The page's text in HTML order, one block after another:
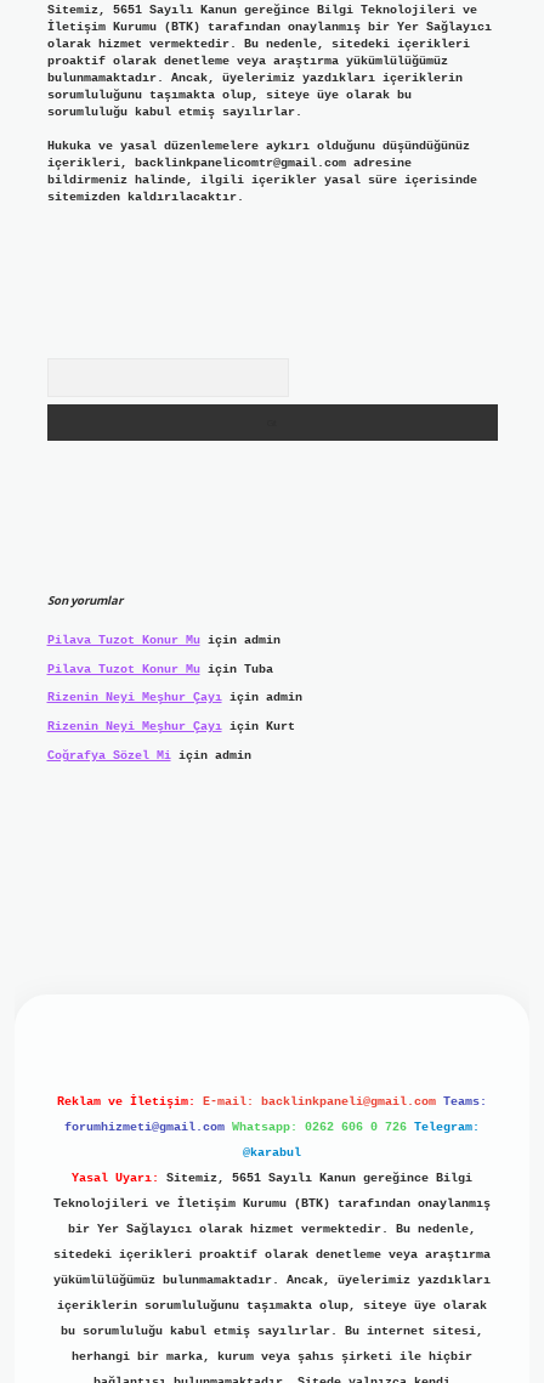
Sitemiz, 5651 Sayılı Kanun gereğince Bilgi Teknolojileri ve
İletişim Kurumu (BTK) tarafından onaylanmış bir Yer Sağlayıcı
olarak hizmet vermektedir. Bu nedenle, sitedeki içerikleri
proaktif olarak denetleme veya araştırma yükümlülüğümüz
bulunmamaktadır. Ancak, üyelerimiz yazdıkları içeriklerin
sorumluluğunu taşımakta olup, siteye üye olarak bu
sorumluluğu kabul etmiş sayılırlar.
Hukuka ve yasal düzenlemelere aykırı olduğunu düşündüğünüz
içerikleri, backlinkpanelicomtr@gmail.comadresine
bildirmeniz halinde, ilgili içerikler yasal süre içerisinde
sitemizden kaldırılacaktır.
Son yorumlar
Pilava Tuzot Konur Muiçin admin
Pilava Tuzot Konur Muiçin Tuba
Rizenin Neyi Meşhur Çayıiçin admin
Rizenin Neyi Meşhur Çayıiçin Kurt
Coğrafya Sözel Miiçin admin
Reklam ve İletişim: E-mail: backlinkpaneli@gmail.com Teams:
forumhizmeti@gmail.com Whatsapp: 0262 606 0 726 Telegram:
@karabul
Yasal Uyarı:
Sitemiz, 5651 Sayılı Kanun gereğince Bilgi
Teknolojileri ve İletişim Kurumu (BTK) tarafından onaylanmış
bir Yer Sağlayıcı olarak hizmet vermektedir. Bu nedenle,
sitedeki içerikleri proaktif olarak denetleme veya araştırma
yükümlülüğümüz bulunmamaktadır. Ancak, üyelerimiz yazdıkları
içeriklerin sorumluluğunu taşımakta olup, siteye üye olarak
bu sorumluluğu kabul etmiş sayılırlar. Bu internet sitesi,
herhangi bir marka, kurum veya şahıs şirketi ile hiçbir